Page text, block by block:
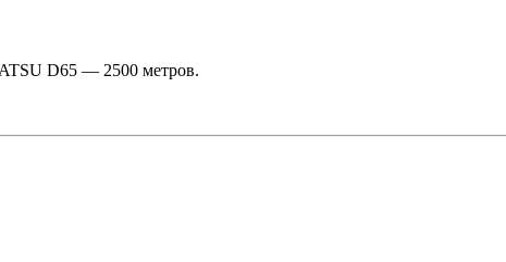
D65 — 2500 метров.